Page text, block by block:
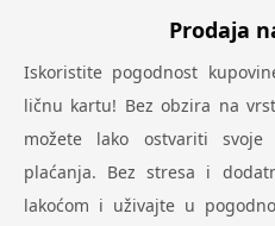
Prodaja
Iskoristite pogodnost
ličnu kartu! Bez obzira na
možete lako ostvariti
plaćanja. Bez stresa i
lakoćom i uživajte u